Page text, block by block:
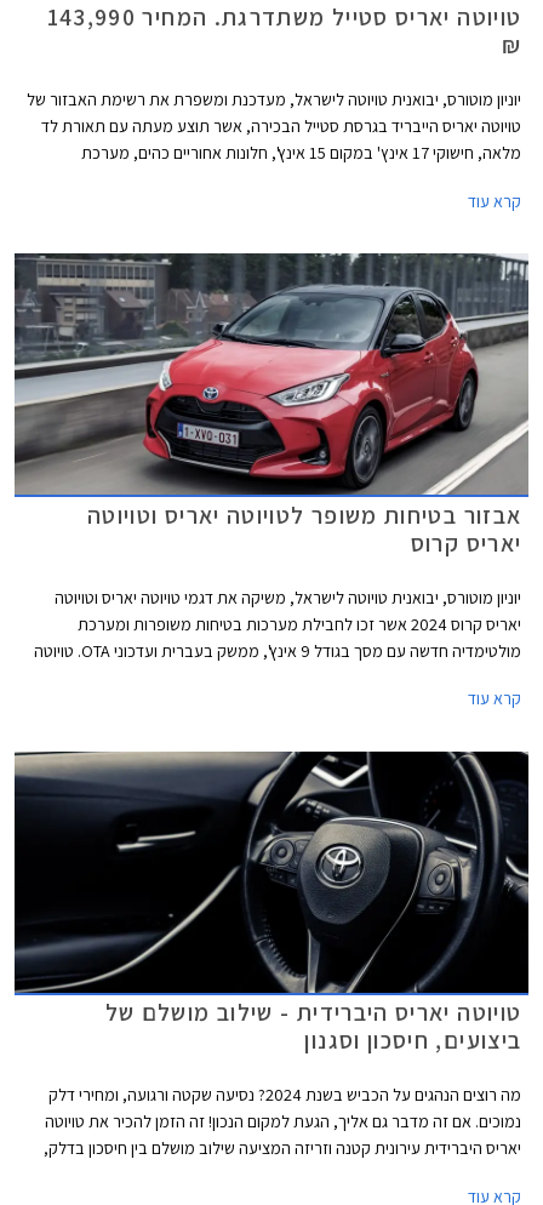
טויוטה יאריס סטייל משתדרגת. המחיר 143,990
₪
יוניון מוטורס, יבואנית טויוטה לישראל, מעדכנת ומשפרת את רשימת האבזור של
טויוטה יאריס הייבריד בגרסת סטייל הבכירה, אשר תוצע מעתה עם תאורת לד
מלאה, חישוקי 17 אינץ' במקום 15 אינץ', חלונות אחוריים כהים, מערכת
אינץ', משטח טעינה אלחוטי לנייד, ומושבים קדמיים משופרים. המחיר התייקר ב-
קרא עוד
אבזור בטיחות משופר לטויוטה יאריס וטויוטה
יאריס קרוס
יוניון מוטורס, יבואנית טויוטה לישראל, משיקה את דגמי טויוטה יאריס וטויוטה
יאריס קרוס 2024 אשר זכו לחבילת מערכות בטיחות משופרות ומערכת
מולטימדיה חדשה עם מסך בגודל 9 אינץ', ממשק בעברית ועדכוני OTA. טויוטה
יותר והפחתת רטט בתא הנוסעים. בניגוד לשוק האירופאי בו משווקים שני הדגמים
יחידת הנעה היברידית בהספק 116 כ"ס כמו בדגמים המוחלפים.
קרא עוד
טויוטה יאריס היברידית - שילוב מושלם של
ביצועים, חיסכון וסגנון
מה רוצים הנהגים על הכביש בשנת 2024? נסיעה שקטה ורגועה, ומחירי דלק
נמוכים. אם זה מדבר גם אליך, הגעת למקום הנכון! זה הזמן להכיר את טויוטה
יאריס היברידית עירונית קטנה וזריזה המציעה שילוב מושלם בין חיסכון בדלק,
קרא עוד